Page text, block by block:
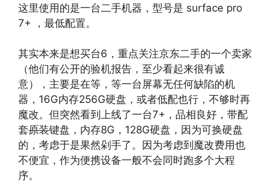
这里使用的是一台二手机器，型号是 surface pro
7+ ，最低配置。
其实本来是想买台6，重点关注京东二手的一个卖家
（他们有公开的验机报告，至少看起来很有诚
意），主要是在等，等一台屏幕无任何缺陷的机
器，16G内存256G硬盘，或者低配也行，不够时再
魔改。但突然看到上线了一台7+，品相良好，带配
套原装键盘，内存8G，128G硬盘，因为可换硬盘
的，考虑于是果然剁手了。因为考虑到魔改费用也
不便宜，作为便携设备一般不会同时跑多个大程
序。